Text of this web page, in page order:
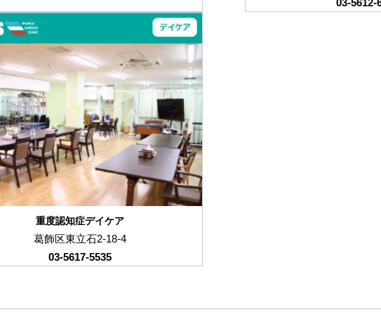
03-5612-
重度認知症デイケア
葛飾区東立石2-18-4
03-5617-5535